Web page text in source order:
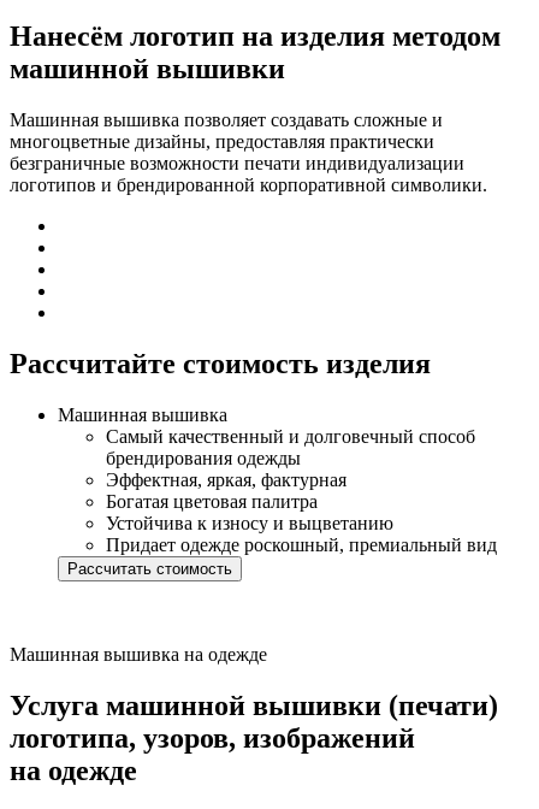
Нанесём логотип на изделия методом
машинной вышивки
Машинная вышивка позволяет создавать сложные и
многоцветные дизайны, предоставляя практически
безграничные возможности печати индивидуализации
логотипов и брендированной корпоративной символики.
Рассчитайте стоимость изделия
Машинная вышивка
Самый качественный и долговечный способ
брендирования одежды
Эффектная, яркая, фактурная
Богатая цветовая палитра
Устойчива к износу и выцветанию
Придает одежде роскошный, премиальный вид
Рассчитать стоимость
Машинная вышивка на одежде
Услуга машинной вышивки (печати)
логотипа, узоров, изображений
на одежде